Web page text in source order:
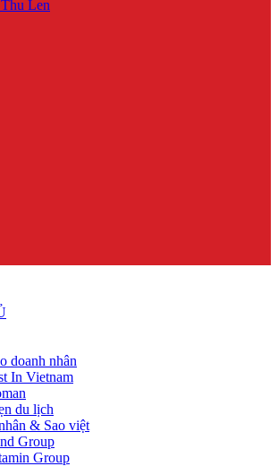
Len
doanh nhân
In Vietnam
du lịch
& Sao việt
Group
Group